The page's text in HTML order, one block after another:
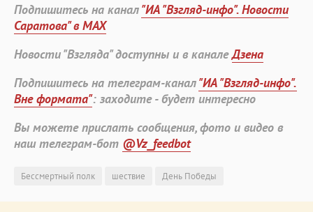
Подпишитесь на канал"ИА "Взгляд-инфо". Новости
Саратова" в MAX
Новости "Взгляда" доступны и в каналеДзена
Подпишитесь на телеграм-канал"ИА "Взгляд-инфо".
Вне формата": заходите - будет интересно
Вы можете прислать сообщения, фото и видео в
наш телеграм-бот @Vz_feedbot
Бессмертный полк шествие День Победы